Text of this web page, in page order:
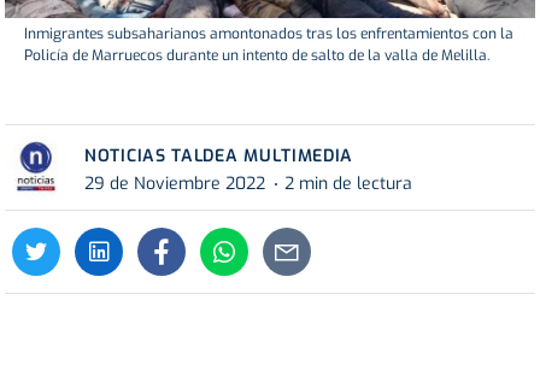
Inmigrantes subsaharianos amontonados tras los enfrentamientos con la
Policía de Marruecos durante un intento de salto de la valla de Melilla.
NOTICIAS TALDEA MULTIMEDIA
29 de Noviembre 2022
2 min de lectura